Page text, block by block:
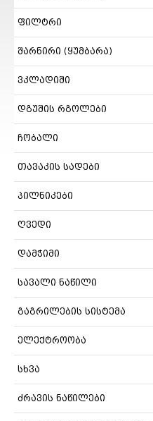
ფილტრი
შარნირი (ყუმბარა)
ვკლადიში
დგუშის რგოლები
ჩობალი
თავაკის სადები
პილნიკები
ღვედი
დამჭიმი
სავალი ნაწილი
გაგრილების სისტემა
ელექტროობა
სხვა
ძრავის ნაწილები